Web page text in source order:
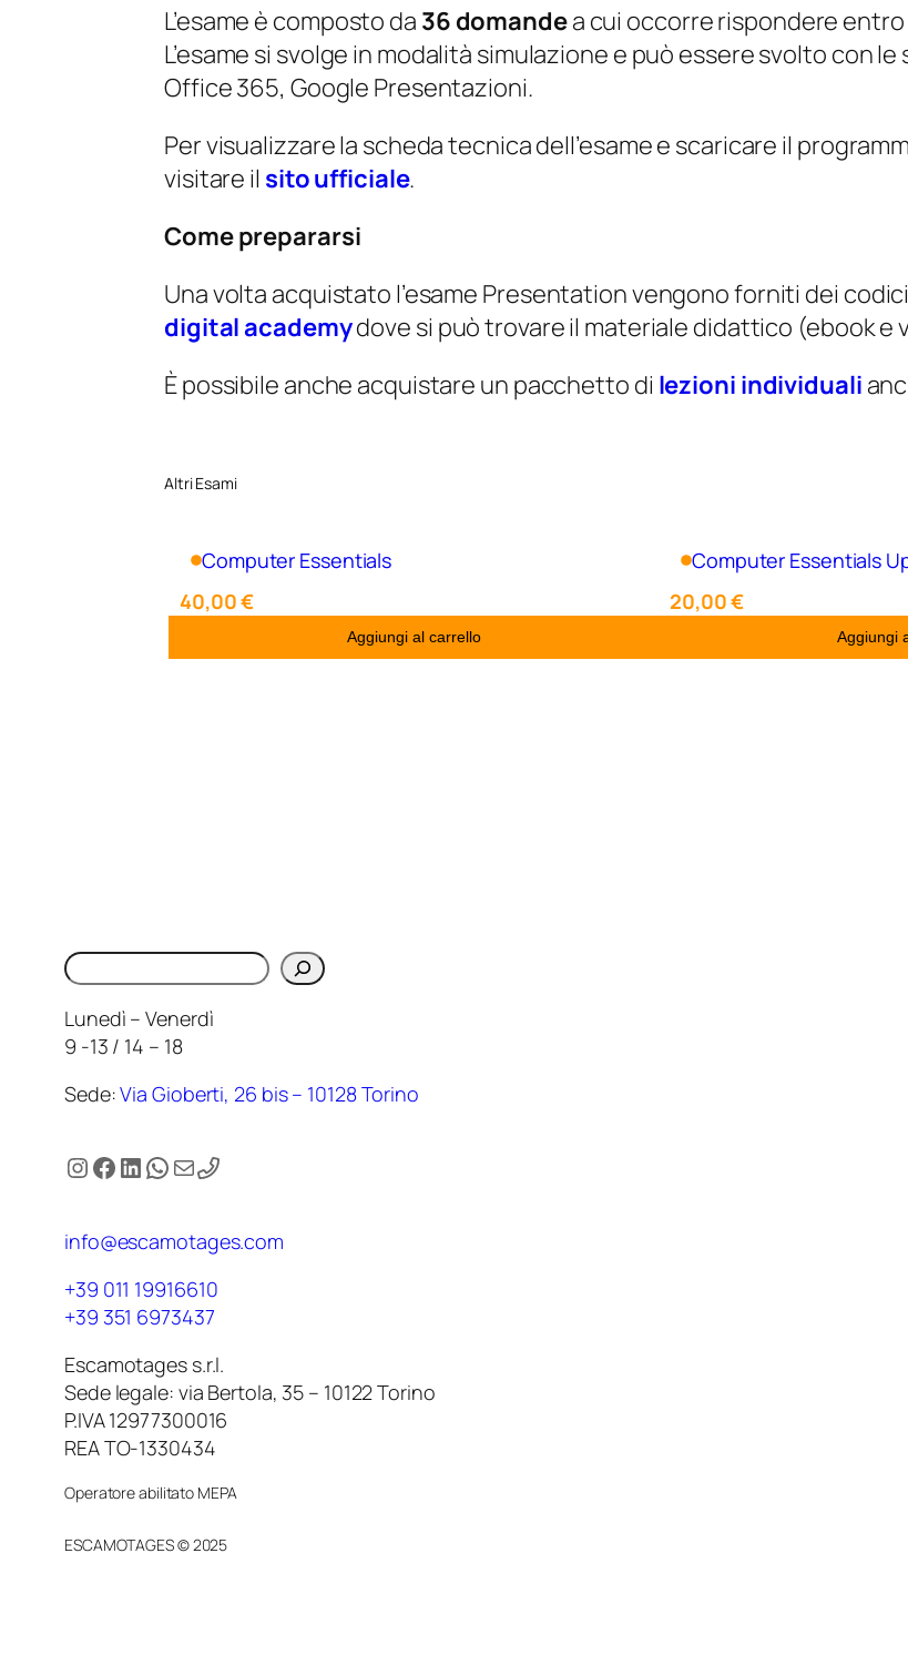
L’esame è composto da 36 domandea cui occorre rispondere entro
L’esame si svolge in modalità simulazione e può essere svolto con
Office 365, Google Presentazioni.
Per visualizzare la scheda tecnica dell’esame e scaricare il
visitare il sito ufficiale.
Come prepararsi
Una volta acquistato l’esame Presentation vengono forniti dei
digital academydove si può trovare il materiale didattico (ebook e
È possibile anche acquistare un pacchetto di lezioni individuali
Altri Esami
Computer Essentials
40,00€
Aggiungi al carrello
Computer Essentials
20,00€
Aggiungi
Cerca
Lunedì – Venerdì
9 -13 / 14 – 18
Sede:Via Gioberti, 26 bis – 10128 Torino
Instagram
Facebook
LinkedIn
WhatsApp
Email
info@escamotages.com
+39 011 19916610
+39 351 6973437
Escamotages s.r.l.
Sede legale: via Bertola, 35 – 10122 Torino
P.IVA 12977300016
REA TO-1330434
Operatore abilitato MEPA
ESCAMOTAGES © 2025